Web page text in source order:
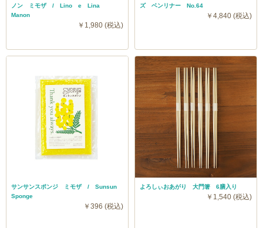
ノン ミモザ / Lino e Lina
Manon
￥1,980 (税込)
ズ ベンリナー No.64
￥4,840 (税込)
サンサンスポンジ ミモザ / Sunsun
Sponge
￥396 (税込)
よろしぃおあがり 大門箸 6膳入り
￥1,540 (税込)